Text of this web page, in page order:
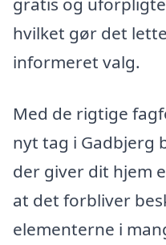
hvilket gør det
informeret valg.
Med de rigtige
nyt tag i Gadbjerg
der giver dit hjem
at det forbliver
elementerne i